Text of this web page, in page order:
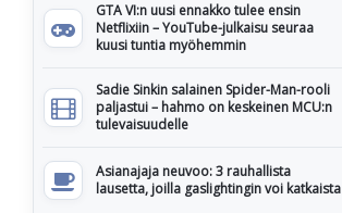
GTA VI:n uusi ennakko tulee ensin
Netflixiin – YouTube-julkaisu seuraa
kuusi tuntia myöhemmin
Sadie Sinkin salainen Spider-Man-rooli
paljastui – hahmo on keskeinen MCU:n
tulevaisuudelle
Asianajaja neuvoo: 3 rauhallista
lausetta, joilla gaslightingin voi katkaista